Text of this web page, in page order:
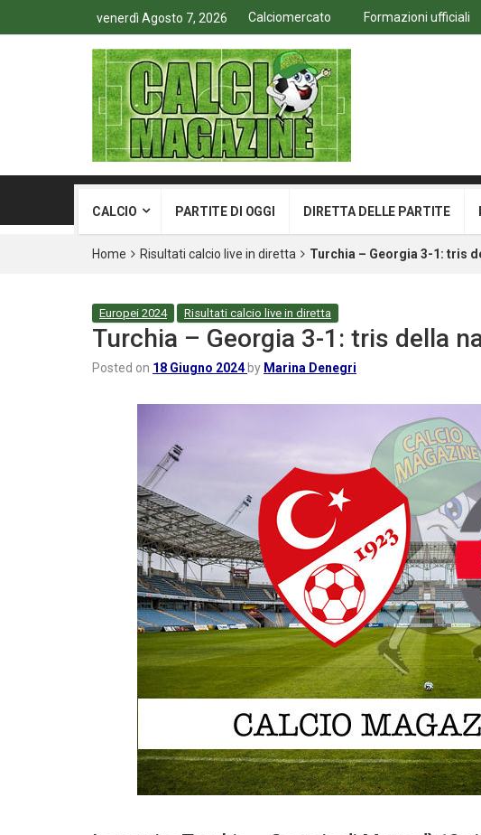
venerdì Agosto 7, 2026 Calciomercato Formazioni ufficiali
CALCIO PARTITE DI OGGI DIRETTA DELLE PARTITE
Home Risultati calcio live in diretta Turchia – Georgia 3-1: tris
Europei 2024 Risultati calcio live in diretta
Turchia – Georgia 3-1: tris della
Posted on 18 Giugno 2024 by Marina Denegri